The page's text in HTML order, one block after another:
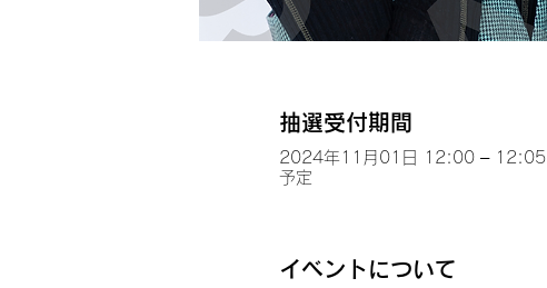
抽選受付期間
2024年11月01日 12:00 – 12:05
予定
イベントについて